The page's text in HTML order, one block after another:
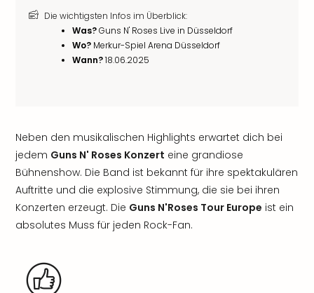
Die wichtigsten Infos im Überblick:
Was?Guns N' Roses Live in Düsseldorf
Wo? Merkur-Spiel Arena Düsseldorf
Wann?18.06.2025
Neben den musikalischen Highlights erwartet dich bei
jedem Guns N' Roses Konzert eine grandiose
Bühnenshow. Die Band ist bekannt für ihre spektakulären
Auftritte und die explosive Stimmung, die sie bei ihren
Konzerten erzeugt. Die Guns N'Roses Tour Europe ist ein
absolutes Muss für jeden Rock-Fan.